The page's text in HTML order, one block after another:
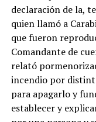
declaración de la,
quien llamó a
que fueron
Comandante de
relató
incendio por
para apagarlo y
establecer y